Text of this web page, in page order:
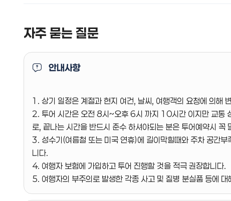
자주 묻는 질문
안내사항
1. 상기 일정은 계절과 현지 여건, 날씨, 여행객의 요청에 의해
2. 투어 시간은 오전 8시~오후 6시 까지 10시간 이지만 교통
로, 끝나는 시간을 반드시 준수 하셔야되는 분은 투어예약시 꼭
3. 성수기(여름철 또는 미국 연휴)에 길이막힐때와 주차 공간
니다.
4. 여행자 보험에 가입하고 투어 진행할 것을 적극 권장합니다.
5. 여행자의 부주의로 발생한 각종 사고 및 질병 분실품 등에 대